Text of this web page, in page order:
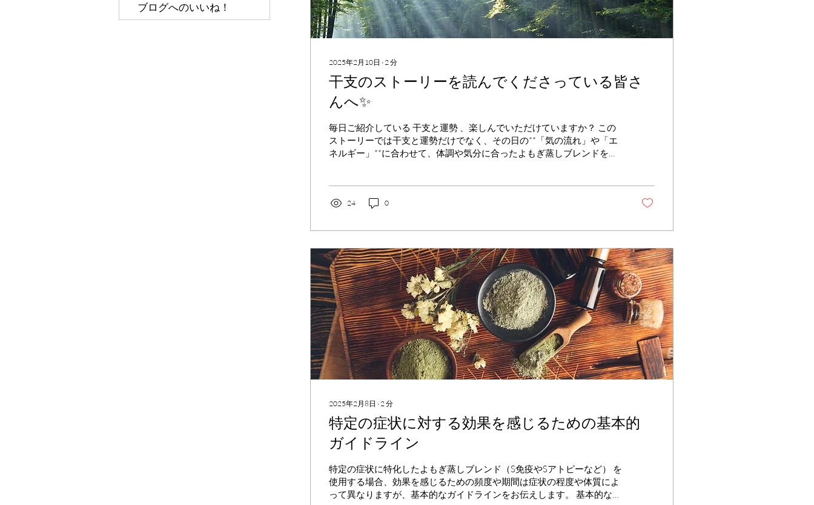
2025年2月10日 ∙ 2分
干支のストーリーを読んでくださっている皆さ
んへ✨
毎日ご紹介している 干支と運勢 、楽しんでいただけていますか？ この
ストーリーでは干支と運勢だけでなく、その日の**「気の流れ」や「エ
ネルギー」**に合わせて、体調や気分に合ったよもぎ蒸しブレンドをお
24 0
2025年2月8日 ∙ 2分
特定の症状に対する効果を感じるための基本的
ガイドライン
特定の症状に特化したよもぎ蒸しブレンド（S免疫やSアトピーなど） を
使用する場合、効果を感じるための頻度や期間は症状の程度や体質によ
って異なりますが、基本的なガイドラインをお伝えします。 基本的な頻
ブログへのいいね！